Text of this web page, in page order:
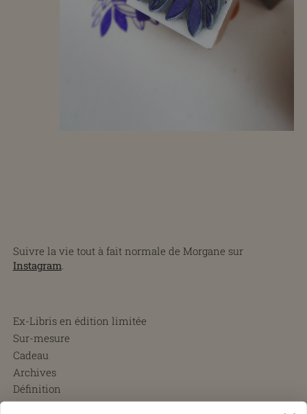
Suivre la vie tout à fait normale de Morgane sur
Instagram.
Ex-Libris en édition limitée
Sur-mesure
Cadeau
Archives
Définition
CGV